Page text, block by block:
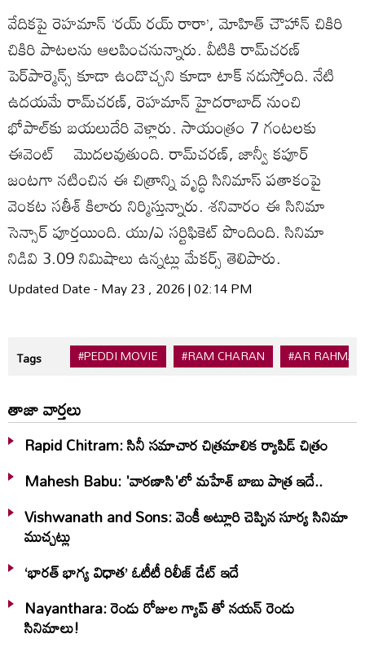
వేదికపై రెహమాన్‌ ‘రయ్‌ రయ్‌ రారా’, మోహిత్‌ చౌహాన్‌ చికిరి
చికిరి పాటలను ఆలపించనున్నారు. వీటికి రామ్‌చరణ్‌
పెర్‌పార్మెన్స్‌ కూడా ఉండొచ్చని కూడా టాక్‌ నడుస్తోంది. నేటి
ఉదయమే రామ్‌చరణ్‌, రెహమాన్‌ హైదరాబాద్‌ నుంచి
భోపాల్‌కు బయలుదేరి వెళ్లారు. సాయంత్రం 7 గంటలకు
ఈవెంట్‌ మొదలవుతుంది. రామ్‌చరణ్‌, జాన్వీ కపూర్‌
జంటగా నటించిన ఈ చిత్రాన్ని వృద్ధి సినిమాస్‌ పతాకంపై
వెంకట సతీశ్‌ కిలారు నిర్మిస్తున్నారు. శనివారం ఈ సినిమా
సెన్సార్‌ పూర్తయింది. యు/ఎ సర్టిఫికెట్‌ పొందింది. సినిమా
నిడివి 3.09 నిమిషాలు ఉన్నట్లు మేకర్స్‌ తెలిపారు.
Updated Date - May 23 , 2026 | 02:14 PM
Tags #PEDDI MOVIE #RAM CHARAN #AR RAHMAN
తాజా వార్తలు
Rapid Chitram: సినీ సమాచార చిత్రమాలిక ర్యాపిడ్‌ చిత్రం
Mahesh Babu: 'వారణాసి'లో మహేశ్‌ బాబు పాత్ర ఇదే..
Vishwanath and Sons: వెంకీ అట్లూరి చెప్పిన సూర్య సినిమా
ముచ్చట్లు
‘భారత్ భాగ్య విధాత’ ఓటీటీ రిలీజ్‌ డేట్‌ ఇదే
Nayanthara: రెండు రోజుల గ్యాప్ తో నయన్ రెండు
సినిమాలు!